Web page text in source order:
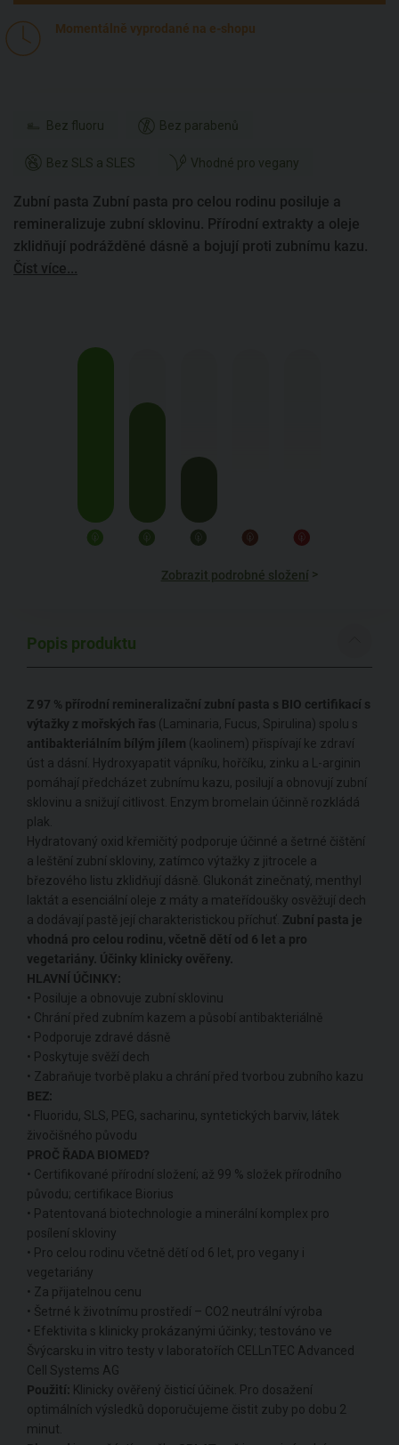
Momentálně vyprodané na e-shopu
Bez fluoru Bez parabenů
Bez SLS a SLES Vhodné pro vegany
Zubní pasta Zubní pasta pro celou rodinu posiluje a
remineralizuje zubní sklovinu. Přírodní extrakty a oleje
zklidňují podrážděné dásně a bojují proti zubnímu kazu.
Číst více...
Zobrazit podrobné složení >
Popis produktu
Z 97 % přírodní remineralizační zubní pasta s BIO certifikací s
výtažky z mořských řas (Laminaria, Fucus, Spirulina) spolu s
antibakteriálním bílým jílem (kaolinem) přispívají ke zdraví
úst a dásní. Hydroxyapatit vápníku, hořčíku, zinku a L-arginin
pomáhají předcházet zubnímu kazu, posilují a obnovují zubní
sklovinu a snižují citlivost. Enzym bromelain účinně rozkládá
plak.
Hydratovaný oxid křemičitý podporuje účinné a šetrné čištění
a leštění zubní skloviny, zatímco výtažky z jitrocele a
březového listu zklidňují dásně. Glukonát zinečnatý, menthyl
laktát a esenciální oleje z máty a mateřídoušky osvěžují dech
a dodávají pastě její charakteristickou příchuť. Zubní pasta je
vhodná pro celou rodinu, včetně dětí od 6 let a pro
vegetariány. Účinky klinicky ověřeny.
HLAVNÍ ÚČINKY:
• Posiluje a obnovuje zubní sklovinu
• Chrání před zubním kazem a působí antibakteriálně
• Podporuje zdravé dásně
• Poskytuje svěží dech
• Zabraňuje tvorbě plaku a chrání před tvorbou zubního kazu
BEZ:
• Fluoridu, SLS, PEG, sacharinu, syntetických barviv, látek
živočišného původu
PROČ ŘADA BIOMED?
• Certifikované přírodní složení; až 99 % složek přírodního
původu; certifikace Biorius
• Patentovaná biotechnologie a minerální komplex pro
posílení skloviny
• Pro celou rodinu včetně dětí od 6 let, pro vegany i
vegetariány
• Za přijatelnou cenu
• Šetrné k životnímu prostředí – CO2 neutrální výroba
• Efektivita s klinicky prokázanými účinky; testováno ve
Švýcarsku in vitro testy v laboratořích CELLnTEC Advanced
Cell Systems AG
Použití: Klinicky ověřený čisticí účinek. Pro dosažení
optimálních výsledků doporučujeme čistit zuby po dobu 2
minut.